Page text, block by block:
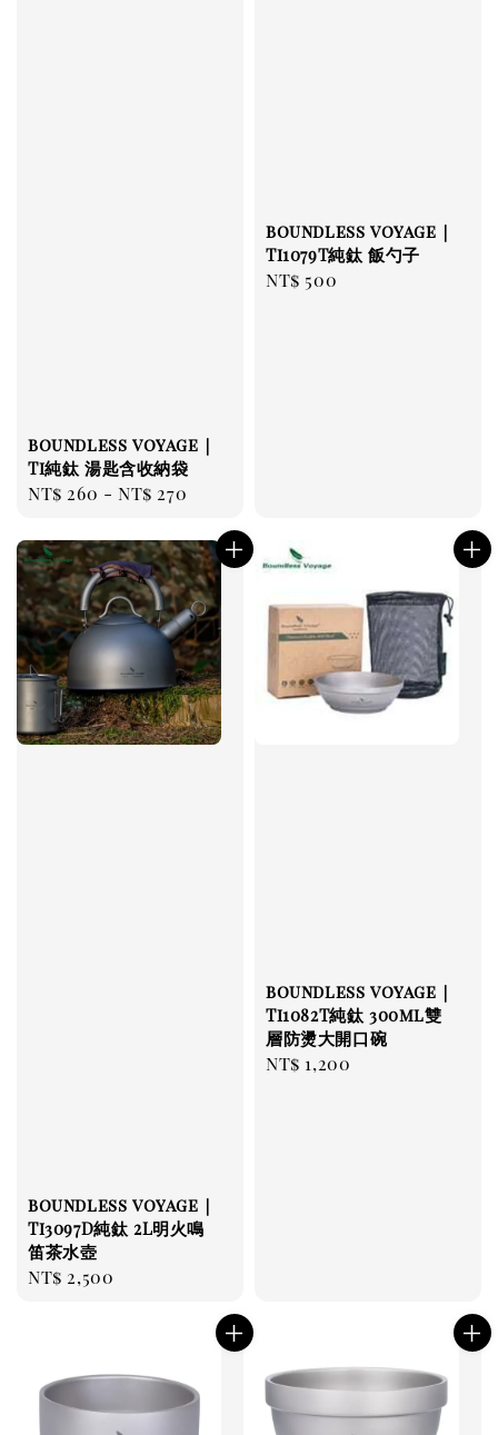
boundless voyage｜
Ti純鈦 湯匙含收納袋
Regular
NT$ 260 -NT$ 270
boundless voyage｜
Ti1079T純鈦 飯勺子
Regular
NT$ 500
boundless voyage｜
Ti3097D純鈦 2L明火鳴
笛茶水壺
Regular
NT$ 2,500
boundless voyage｜
Ti1082T純鈦 300ml雙
層防燙大開口碗
Regular
NT$ 1,200